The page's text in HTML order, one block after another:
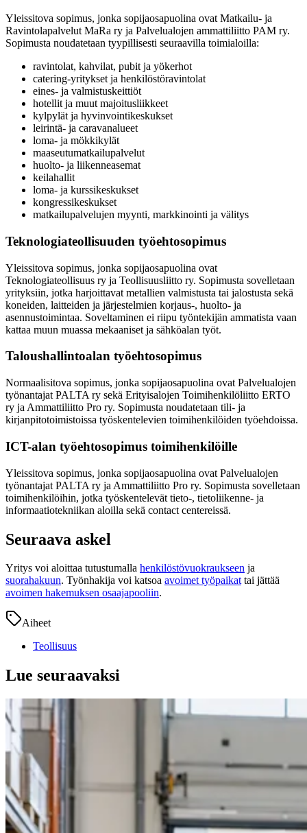
Yleissitova sopimus, jonka sopijaosapuolina ovat Matkailu- ja
Ravintolapalvelut MaRa ry ja Palvelualojen ammattiliitto PAM ry.
Sopimusta noudatetaan tyypillisesti seuraavilla toimialoilla:
ravintolat, kahvilat, pubit ja yökerhot
catering-yritykset ja henkilöstöravintolat
eines- ja valmistuskeittiöt
hotellit ja muut majoitusliikkeet
kylpylät ja hyvinvointikeskukset
leirintä- ja caravanalueet
loma- ja mökkikylät
maaseutumatkailupalvelut
huolto- ja liikenneasemat
keilahallit
loma- ja kurssikeskukset
kongressikeskukset
matkailupalvelujen myynti, markkinointi ja välitys
Teknologiateollisuuden työehtosopimus
Yleissitova sopimus, jonka sopijaosapuolina ovat
Teknologiateollisuus ry ja Teollisuusliitto ry. Sopimusta sovelletaan
yrityksiin, jotka harjoittavat metallien valmistusta tai jalostusta sekä
koneiden, laitteiden ja järjestelmien korjaus-, huolto- ja
asennustoimintaa. Soveltaminen ei riipu työntekijän ammatista vaan
kattaa muun muassa mekaaniset ja sähköalan työt.
Taloushallintoalan työehtosopimus
Normaalisitova sopimus, jonka sopijaosapuolina ovat Palvelualojen
työnantajat PALTA ry sekä Erityisalojen Toimihenkilöliitto ERTO
ry ja Ammattiliitto Pro ry. Sopimusta noudatetaan tili- ja
kirjanpitotoimistoissa työskentelevien toimihenkilöiden työehdoissa.
ICT-alan työehtosopimus toimihenkilöille
Yleissitova sopimus, jonka sopijaosapuolina ovat Palvelualojen
työnantajat PALTA ry ja Ammattiliitto Pro ry. Sopimusta sovelletaan
toimihenkilöihin, jotka työskentelevät tieto-, tietoliikenne- ja
informaatiotekniikan aloilla sekä contact centereissä.
Seuraava askel
Yritys voi aloittaa tutustumalla henkilöstövuokraukseen ja
suorahakuun. Työnhakija voi katsoa avoimet työpaikattai jättää
avoimen hakemuksen osaajapooliin.
Aiheet
Teollisuus
Lue seuraavaksi